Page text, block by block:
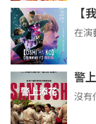
【
在演
警
沒有